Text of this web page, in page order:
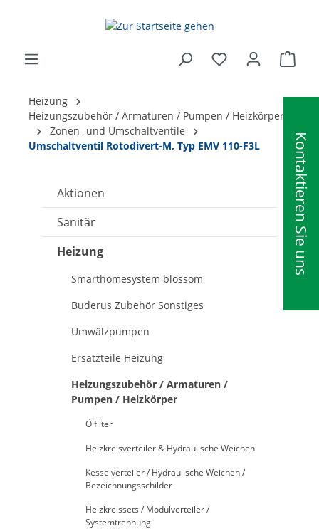
Kontaktieren Sie uns
Heizung
Heizungszubehör / Armaturen / Pumpen / Heizkörper
Zonen- und Umschaltventile
Umschaltventil Rotodivert-M, Typ EMV 110-F3L
Aktionen
Sanitär
Heizung
Smarthomesystem blossom
Buderus Zubehör Sonstiges
Umwälzpumpen
Ersatzteile Heizung
Heizungszubehör / Armaturen /
Pumpen / Heizkörper
Ölfilter
Heizkreisverteiler & Hydraulische Weichen
Kesselverteiler / Hydraulische Weichen /
Bezeichnungsschilder
Heizkreissets / Modulverteiler /
Systemtrennung